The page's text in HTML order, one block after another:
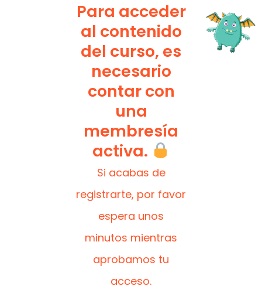
Para acceder
al contenido
del curso, es
necesario
contar con
una
membresía
activa.
Si acabas de
registrarte, por favor
espera unos
minutos mientras
aprobamos tu
acceso.